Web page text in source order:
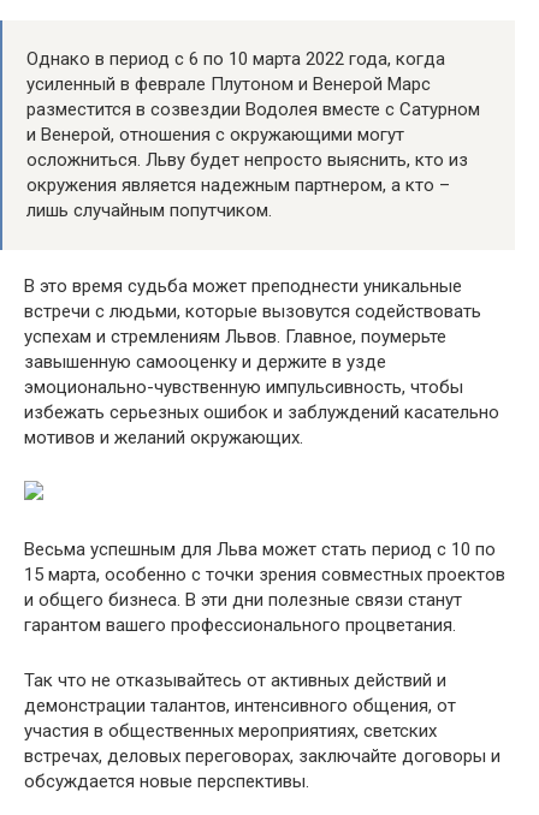
Однако в период с 6 по 10 марта 2022 года, когда
усиленный в феврале Плутоном и Венерой Марс
разместится в созвездии Водолея вместе с Сатурном
и Венерой, отношения с окружающими могут
осложниться. Льву будет непросто выяснить, кто из
окружения является надежным партнером, а кто –
лишь случайным попутчиком.
В это время судьба может преподнести уникальные
встречи с людьми, которые вызовутся содействовать
успехам и стремлениям Львов. Главное, поумерьте
завышенную самооценку и держите в узде
эмоционально-чувственную импульсивность, чтобы
избежать серьезных ошибок и заблуждений касательно
мотивов и желаний окружающих.
Весьма успешным для Льва может стать период с 10 по
15 марта, особенно с точки зрения совместных проектов
и общего бизнеса. В эти дни полезные связи станут
гарантом вашего профессионального процветания.
Так что не отказывайтесь от активных действий и
демонстрации талантов, интенсивного общения, от
участия в общественных мероприятиях, светских
встречах, деловых переговорах, заключайте договоры и
обсуждается новые перспективы.